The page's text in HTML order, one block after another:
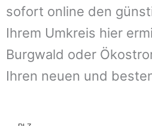
sofort online den
Ihrem Umkreis hier
Burgwald oder
Ihren neuen und